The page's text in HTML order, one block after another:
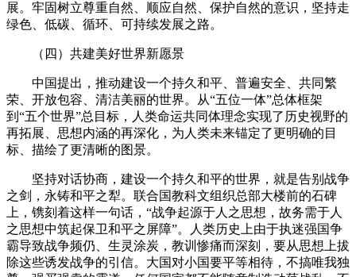
展。牢固树立尊重自然、顺应自然、保护自然的意识，坚持走
绿色、低碳、循环、可持续发展之路。
（四）共建美好世界新愿景
中国提出，推动建设一个持久和平、普遍安全、共同繁
荣、开放包容、清洁美丽的世界。从“五位一体”总体框架
到“五个世界”总目标，人类命运共同体理念实现了历史视野的
再拓展、思想内涵的再深化，为人类未来锚定了更明确的目
标、描绘了更清晰的图景。
坚持对话协商，建设一个持久和平的世界，就是告别战争
之剑，永铸和平之犁。联合国教科文组织总部大楼前的石碑
上，镌刻着这样一句话，“战争起源于人之思想，故务需于人
之思想中筑起保卫和平之屏障”。人类历史上由于执迷强国争
霸导致战争频仍、生灵涂炭，教训惨痛而深刻，要从思想上拔
除这些诱发战争的引信。大国对小国要平等相待，不搞唯我独